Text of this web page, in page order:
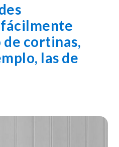
cortinas,
las de